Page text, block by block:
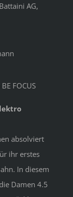
AG,
FOCUS
absolviert
ihr erstes
In diesem
Damen 4.5